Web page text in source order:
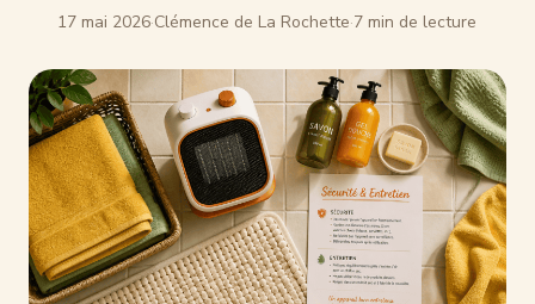
17 mai 2026·Clémence de La Rochette·7 min de lecture